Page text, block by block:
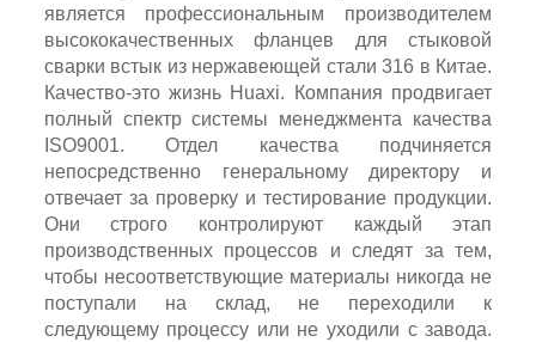
является профессиональным производителем
высококачественных фланцев для стыковой
сварки встык из нержавеющей стали 316 в Китае.
Качество-это жизнь Huaxi. Компания продвигает
полный спектр системы менеджмента качества
ISO9001. Отдел качества подчиняется
непосредственно генеральному директору и
отвечает за проверку и тестирование продукции.
Они строго контролируют каждый этап
производственных процессов и следят за тем,
чтобы несоответствующие материалы никогда не
поступали на склад, не переходили к
следующему процессу или не уходили с завода.